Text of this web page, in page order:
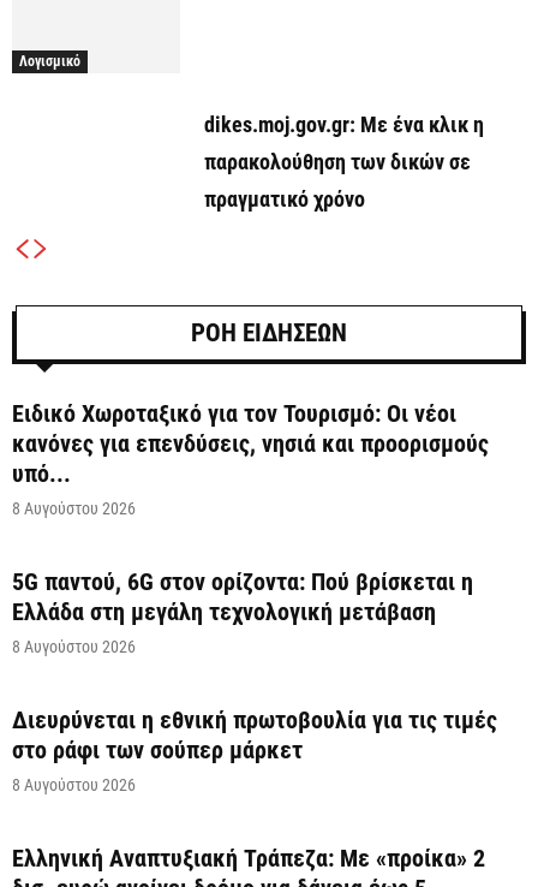
Λογισμικό
dikes.moj.gov.gr: Με ένα κλικ η
παρακολούθηση των δικών σε
πραγματικό χρόνο
ΡΟΗ ΕΙΔΗΣΕΩΝ
Ειδικό Χωροταξικό για τον Τουρισμό: Οι νέοι
κανόνες για επενδύσεις, νησιά και προορισμούς
υπό...
8 Αυγούστου 2026
5G παντού, 6G στον ορίζοντα: Πού βρίσκεται η
Ελλάδα στη μεγάλη τεχνολογική μετάβαση
8 Αυγούστου 2026
Διευρύνεται η εθνική πρωτοβουλία για τις τιμές
στο ράφι των σούπερ μάρκετ
8 Αυγούστου 2026
Ελληνική Αναπτυξιακή Τράπεζα: Με «προίκα» 2